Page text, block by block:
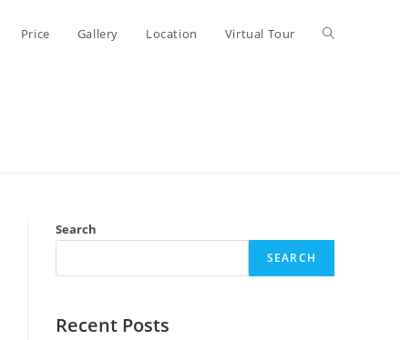
Price Gallery Location Virtual Tour Toggle
Search
SEARCH
Recent Posts